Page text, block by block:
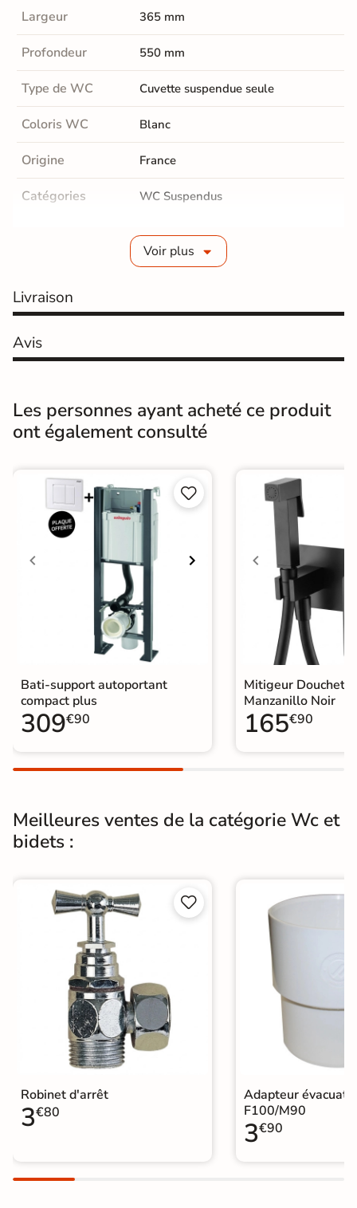
Largeur 365 mm
Profondeur 550 mm
Type de WC Cuvette suspendue seule
Coloris WC Blanc
Origine France
Catégories WC Suspendus
Voir plus
Livraison
Avis
Les personnes ayant acheté ce produit
ont également consulté


Bati-support autoportant
compact plus
309€90
Mitigeur
Manzanillo Noir
165€90
Meilleures ventes de la catégorie Wc et
bidets :


Robinet d'arrêt
3€80
Adapteur
F100/M90
3€90